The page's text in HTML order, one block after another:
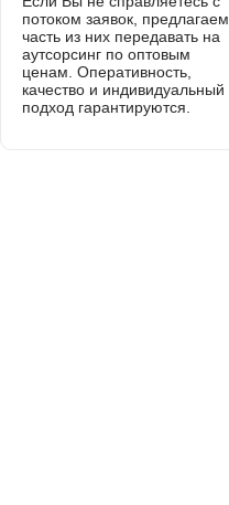
потоком заявок, предлагаем
часть из них передавать на
аутсорсинг по оптовым
ценам. Оперативность,
качество и индивидуальный
подход гарантируются.